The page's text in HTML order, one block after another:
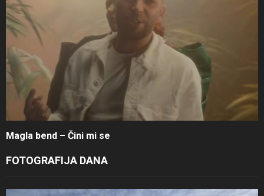
Magla bend – Čini mi se
FOTOGRAFIJA DANA